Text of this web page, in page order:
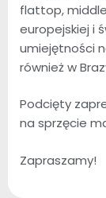
flattop, middle
europejskiej i
umiejętności
również w
Podcięty
na sprzęcie
Zapraszamy!